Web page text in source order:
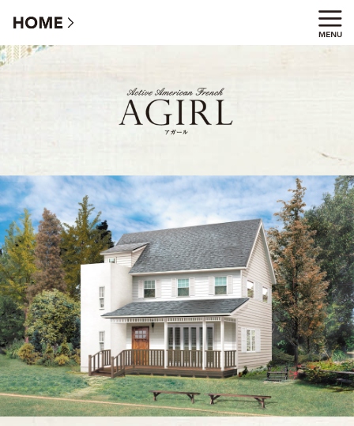
AGIRLアガール - フレンチ×アメリカンの家